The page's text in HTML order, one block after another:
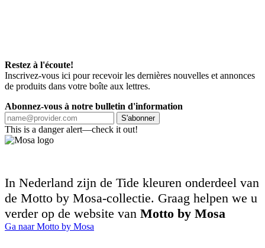
Restez à l'écoute!
Inscrivez-vous ici pour recevoir les dernières nouvelles et annonces
de produits dans votre boîte aux lettres.
Abonnez-vous à notre bulletin d'information
S'abonner
This is a danger alert—check it out!
In Nederland zijn de Tide kleuren onderdeel van
de Motto by Mosa-collectie. Graag helpen we u
verder op de website van Motto by Mosa
Ga naar Motto by Mosa